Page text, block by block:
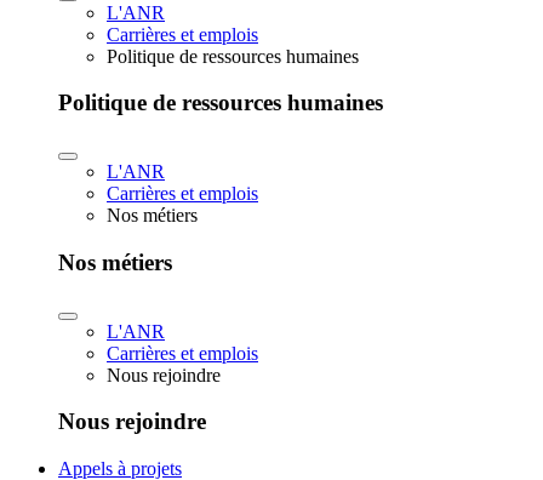
L'ANR
Carrières et emplois
Politique de ressources humaines
Politique de ressources humaines
L'ANR
Carrières et emplois
Nos métiers
Nos métiers
L'ANR
Carrières et emplois
Nous rejoindre
Nous rejoindre
Appels à projets